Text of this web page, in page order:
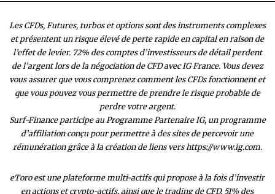
Les CFDs, Futures, turbos et options sont des instruments complexes
et présentent un risque élevé de perte rapide en capital en raison de
l’effet de levier. 72% des comptes d’investisseurs de détail perdent
de l’argent lors de la négociation de CFD avec IG France. Vous devez
vous assurer que vous comprenez comment les CFDs fonctionnent et
que vous pouvez vous permettre de prendre le risque probable de
perdre votre argent.
Surf-Finance participe au Programme Partenaire IG, un programme
d’affiliation conçu pour permettre à des sites de percevoir une
rémunération grâce à la création de liens vers https://www.ig.com.
eToro est une plateforme multi-actifs qui propose à la fois d’investir
en actions et crypto-actifs, ainsi que le trading de CFD. 51% des